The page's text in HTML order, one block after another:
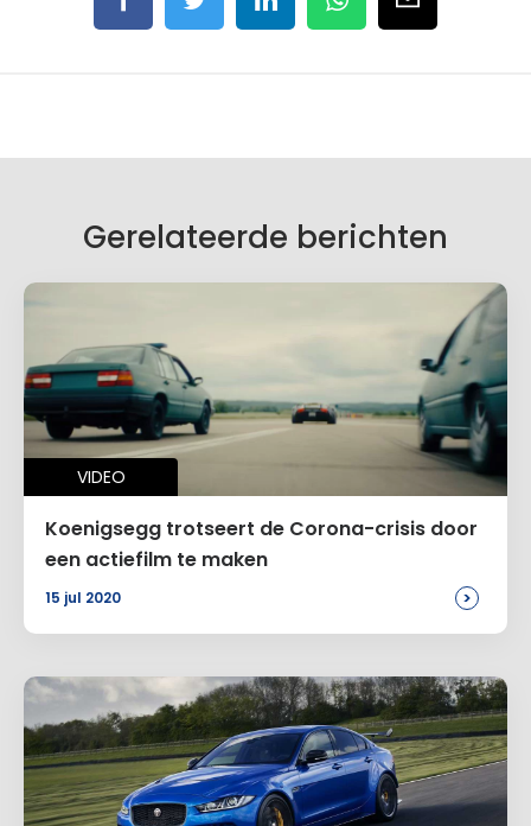
Gerelateerde berichten
VIDEO
Koenigsegg trotseert de Corona-crisis door
een actiefilm te maken
15 jul 2020 >